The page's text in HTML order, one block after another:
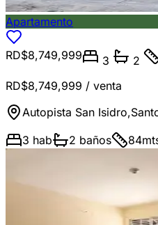
Apartamento
RD$8,749,999 3 2
RD$8,749,999 / venta
Autopista San Isidro,
3 hab 2 baños 84